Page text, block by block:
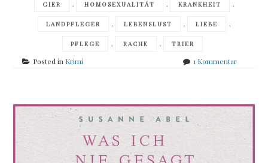
GIER , HOMOSEXUALITÄT , KRANKHEIT ,
LANDPFLEGER , LEBENSLUST , LIEBE ,
PFLEGE , RACHE , TRIER
Posted in Krimi 1 Kommentarzu
Reinsch